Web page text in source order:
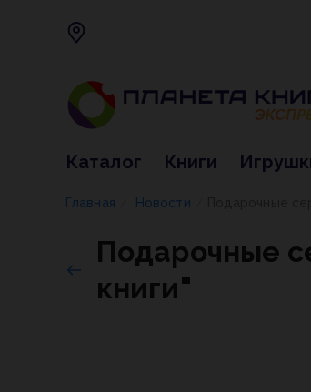
Каталог Книги
Главная Новости
Подарочные
книги"